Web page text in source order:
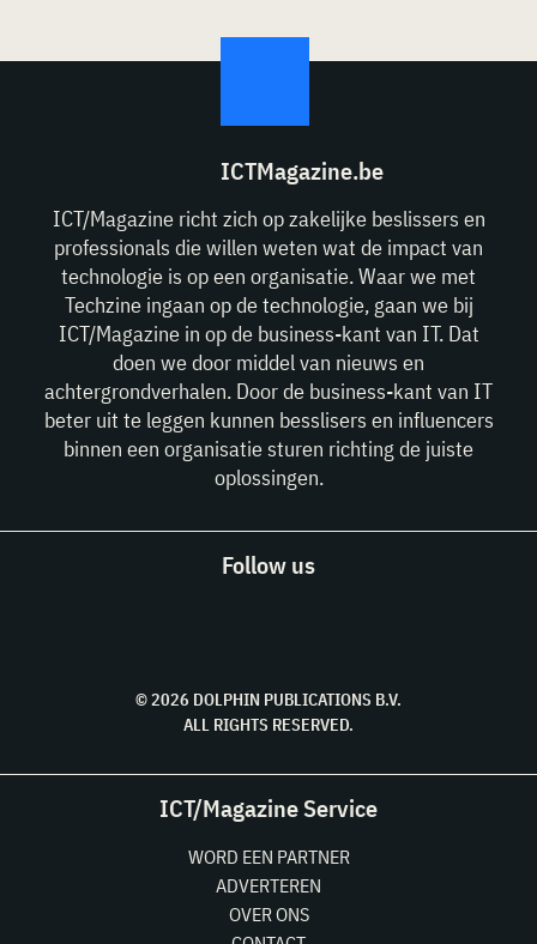
ICTMagazine.be
ICT/Magazine richt zich op zakelijke beslissers en
professionals die willen weten wat de impact van
technologie is op een organisatie. Waar we met
Techzine ingaan op de technologie, gaan we bij
ICT/Magazine in op de business-kant van IT. Dat
doen we door middel van nieuws en
achtergrondverhalen. Door de business-kant van IT
beter uit te leggen kunnen besslisers en influencers
binnen een organisatie sturen richting de juiste
oplossingen.
Follow us
© 2026 DOLPHIN PUBLICATIONS B.V.
ALL RIGHTS RESERVED.
ICT/Magazine Service
WORD EEN PARTNER
ADVERTEREN
OVER ONS